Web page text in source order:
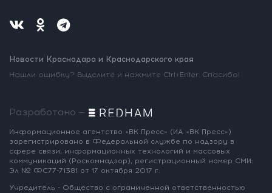
Новости Краснодара и Краснодарского края
Нашли ошибку? Выделите и нажмите Ctrl+Enter. Спасибо!
Разработано —
Информационное агентство «ВК Пресс» (ИА «ВК Пресс»)
зарегистрировано в Федеральной службе по надзору в
сфере связи, информационных технологий и массовых
коммуникаций (Роскомнадзор), регистрационный номер СМИ:
Эл № ФС77-71381 от 17 октября 2017 г.
Учредитель - Общество с ограниченной ответственностью